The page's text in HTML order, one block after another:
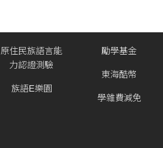
原住民族語言能
力認證測驗
族語E樂園
勵學基金
東海酷幣
學雜費減免